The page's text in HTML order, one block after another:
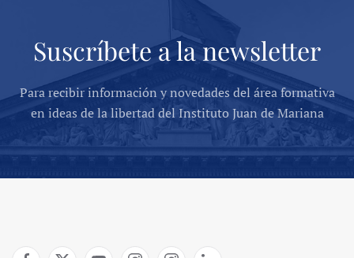
Suscríbete a la newsletter
Para recibir información y novedades del área formativa
en ideas de la libertad del Instituto Juan de Mariana